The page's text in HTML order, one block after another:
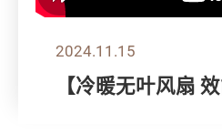
2024.11.15
【冷暖无叶风扇